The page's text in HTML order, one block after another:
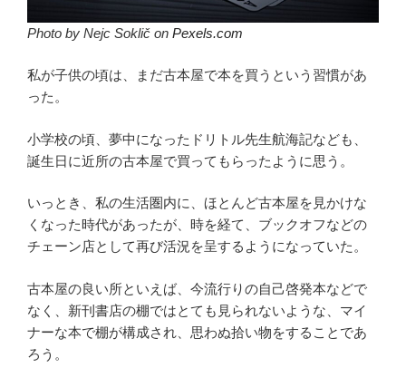
Photo by Nejc Soklič on Pexels.com
私が子供の頃は、まだ古本屋で本を買うという習慣があ
った。
小学校の頃、夢中になったドリトル先生航海記なども、
誕生日に近所の古本屋で買ってもらったように思う。
いっとき、私の生活圏内に、ほとんど古本屋を見かけな
くなった時代があったが、時を経て、ブックオフなどの
チェーン店として再び活況を呈するようになっていた。
古本屋の良い所といえば、今流行りの自己啓発本などで
なく、新刊書店の棚ではとても見られないような、マイ
ナーな本で棚が構成され、思わぬ拾い物をすることであ
ろう。